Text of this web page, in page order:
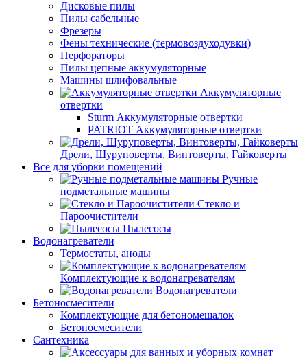
Дисковые пилы
Пилы сабельные
Фрезеры
Фены технические (термовоздуходувки)
Перфораторы
Пилы цепные аккумуляторные
Машины шлифовальные
Аккумуляторные
отвертки
Sturm Аккумуляторные отвертки
PATRIOT Аккумуляторные отвертки
Дрели, Шуруповерты, Винтоверты, Гайковерты
Все для уборки помещений
Ручные
подметальные машины
Стекло и
Пароочистители
Пылесосы
Водонагреватели
Термостаты, аноды
Комплектующие к водонагревателям
Водонагреватели
Бетоносмесители
Комплектующие для бетономешалок
Бетоносмесители
Сантехника